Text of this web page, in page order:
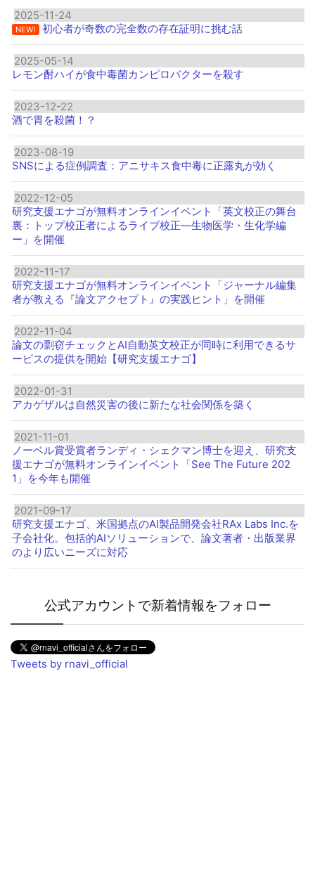
2025-11-24
NEW! 初心者が奇数の完全数の存在証明に挑む話
2025-05-14
レモン酎ハイが食中毒菌カンピロバクターを殺す
2023-12-22
酒で胃を殺菌！？
2023-08-19
SNSによる症例調査：アニサキス食中毒に正露丸が効く
2022-12-05
研究支援エナゴが無料オンラインイベント「英文校正の舞台
裏：トップ校正者によるライブ校正―生物医学・生化学編
ー」を開催
2022-11-17
研究支援エナゴが無料オンラインイベント「ジャーナル編集
者が教える『論文アクセプト』の実践ヒント」を開催
2022-11-04
論文の剽窃チェックとAI自動英文校正が同時に利用できるサ
ービスの提供を開始【研究支援エナゴ】
2022-01-31
アカゲザルは自然災害の後に新たな社会関係を築く
2021-11-01
ノーベル賞受賞者ランディ・シェクマン博士を迎え、研究支
援エナゴが無料オンラインイベント「See The Future 202
1」を今年も開催
2021-09-17
研究支援エナゴ、米国拠点のAI製品開発会社RAx Labs Inc.を
子会社化。包括的AIソリューションで、論文著者・出版業界
のより広いニーズに対応
公式アカウントで新着情報をフォロー
Tweets by rnavi_official